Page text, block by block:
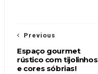
Previous
Espaço gourmet
rústico com tijolinhos
e cores sóbrias!